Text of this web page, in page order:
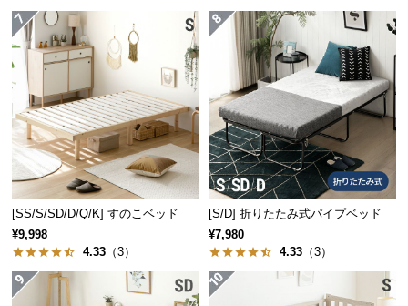
[SS/S/SD/D/Q/K] すのこベッド
¥9,998
4.33 （3）
[S/D] 折りたたみ式パイプベッド
¥7,980
4.33 （3）